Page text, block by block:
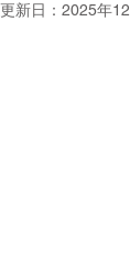
更新日： 2025年